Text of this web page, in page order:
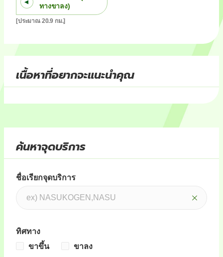
ทางขาลง)
[ประมาณ 20.9 กม.]
เนื้อหาที่อยากจะแนะนำคุณ
ค้นหาจุดบริการ
ชื่อเรียกจุดบริการ
ทิศทาง
ขาขึ้น
ขาลง